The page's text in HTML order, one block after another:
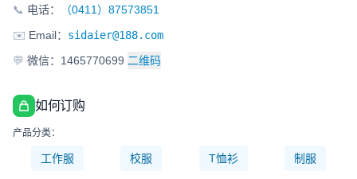
📞 电话：
（0411）87573851
✉️ Email： sidaier@188.com
💬 微信：1465770699 二维码
如何订购
产品分类：
工作服 校服 T恤衫 制服